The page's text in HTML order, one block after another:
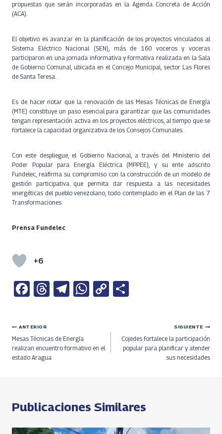
propuestas que serán incorporadas en la Agenda Concreta de Acción
(ACA).
El objetivo es avanzar en la planificación de los proyectos vinculados al
Sistema Eléctrico Nacional (SEN), más de 160 voceros y voceras
participaron en una jornada informativa y formativa realizada en la Sala
de Gobierno Comunal, ubicada en el Concejo Municipal, sector Las Flores
de Santa Teresa.
Es de hacer notar que la renovación de las Mesas Técnicas de Energía
(MTE) constituye un paso esencial para garantizar que las comunidades
tengan representación activa en los proyectos eléctricos, al tiempo que se
fortalece la capacidad organizativa de los Consejos Comunales.
Con este despliegue, el Gobierno Nacional, a través del Ministerio del
Poder Popular para Energía Eléctrica (MPPEE), y su ente adscrito
Fundelec, reafirma su compromiso con la construcción de un modelo de
gestión participativa que permita dar respuesta a las necesidades
energéticas del pueblo venezolano, todo contemplado en el Plan de las 7
Transformaciones.
Prensa Fundelec
+6
Fa
b
o
o
T
a
ds
Te
a
m
W
A
C
Li
n
e
Navegación
de
ANTERIOR
Mesas Técnicas de Energía
realizan encuentro formativo en el
estado Aragua
SIGUIENTE
Cojedes fortalece la participación
popular para planificar y atender
sus necesidades
Publicaciones Similares